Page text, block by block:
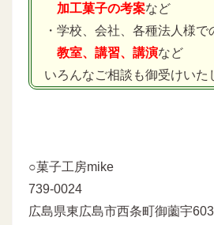
加工菓子の考案など
・学校、会社、各種法人様で
教室、講習、講演など
いろんなご相談も御受けいた
○菓子工房mike
739-0024
広島県東広島市西条町御薗宇